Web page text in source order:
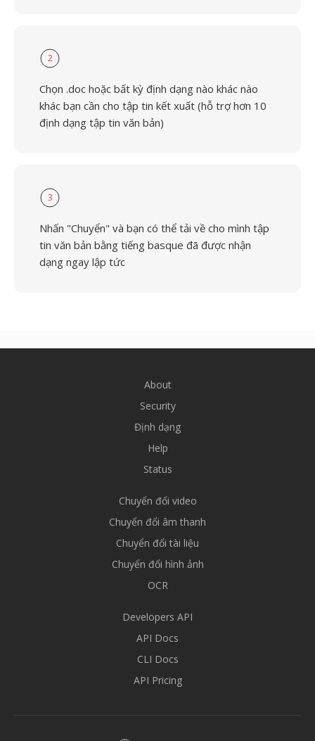
2
Chọn .doc hoặc bất kỳ định dạng nào khác nào
khác bạn cần cho tập tin kết xuất (hỗ trợ hơn 10
định dạng tập tin văn bản)
3
Nhấn "Chuyển" và bạn có thể tải về cho mình tập
tin văn bản bằng tiếng basque đã được nhận
dạng ngay lập tức
About
Security
Định dạng
Help
Status
Chuyển đổi video
Chuyển đổi âm thanh
Chuyển đổi tài liệu
Chuyển đổi hình ảnh
OCR
Developers API
API Docs
CLI Docs
API Pricing